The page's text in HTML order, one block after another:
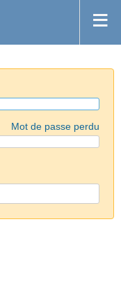
Mot de passe perdu